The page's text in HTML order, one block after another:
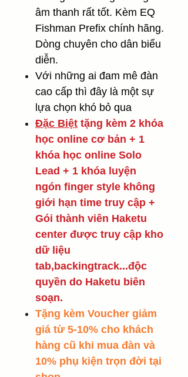
âm thanh rất tốt. Kèm EQ
Fishman Prefix chính hãng.
Dòng chuyên cho dân biểu
diễn.
Với những ai đam mê đàn
cao cấp thì đây là một sự
lựa chọn khó bỏ qua
Đặc Biệt tặng kèm 2 khóa
học online cơ bản + 1
khóa học online Solo
Lead + 1 khóa luyện
ngón finger style không
giới hạn time truy cập +
Gói thành viên Haketu
center được truy cập kho
dữ liệu
tab,backingtrack...độc
quyền do Haketu biên
soạn.
Tặng kèm Voucher giảm
giá từ 5-10% cho khách
hàng cũ khi mua đàn và
10% phụ kiện trọn đời tại